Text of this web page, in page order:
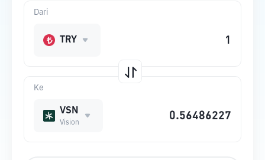
Ke
VSN
Vision
Dari
TRY